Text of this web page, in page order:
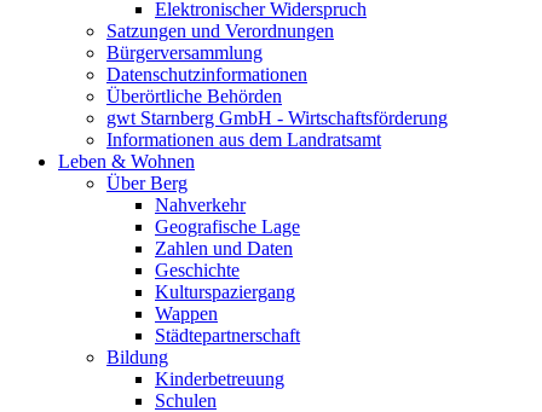
Elektronischer Widerspruch
Satzungen und Verordnungen
Bürgerversammlung
Datenschutzinformationen
Überörtliche Behörden
gwt Starnberg GmbH - Wirtschaftsförderung
Informationen aus dem Landratsamt
Leben & Wohnen
Über Berg
Nahverkehr
Geografische Lage
Zahlen und Daten
Geschichte
Kulturspaziergang
Wappen
Städtepartnerschaft
Bildung
Kinderbetreuung
Schulen